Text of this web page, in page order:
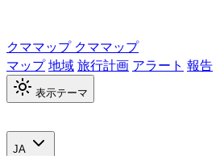
クママップ クママップ
マップ地域旅行計画 アラート 報告
表示テーマ
JA